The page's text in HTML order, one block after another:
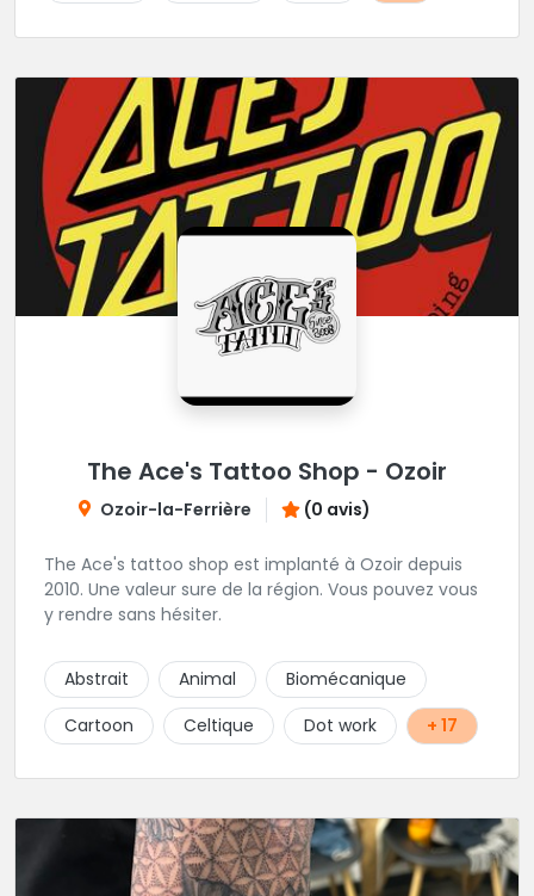
The Ace's Tattoo Shop - Ozoir
Ozoir-la-Ferrière (0 avis)
The Ace's tattoo shop est implanté à Ozoir depuis
2010. Une valeur sure de la région. Vous pouvez vous
y rendre sans hésiter.
Abstrait Animal
Biomécanique
Cartoon
Celtique Dot work + 17